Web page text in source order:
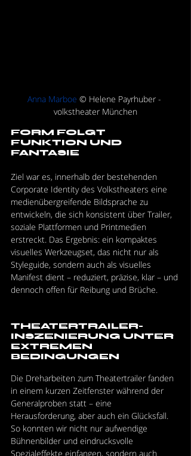
Anna Marboe © Helene Payrhuber -
volkstheater München
FORM FOLGT
FUNKTION UND
FANTASIE
Ziel war es, innerhalb der bestehenden
Corporate Identity des Volkstheaters eine
medienübergreifende Bildsprache zu
entwickeln, die sich konsistent über Trailer,
soziale Plattformen und Printmedien
erstreckt. Das Ergebnis: ein kompaktes
visuelles Werkzeugset, das nicht nur als
Styleguide, sondern auch als visuelles
Manifest dient – reduziert, präzise, klar – und
dennoch offen für Reibung und Brüche.
THEATERTRAILER-
INSZENIERUNG UNTER
EXTREMEN
BEDINGUNGEN
Die Dreharbeiten zum Theatertrailer fanden
in einem kurzen Zeitfenster während der
Generalproben statt – eine
Herausforderung, aber auch ein Glücksfall.
So konnten wir nicht nur aufwendige
Bühnenbilder und eindrucksvolle
Spezialeffekte einfangen, sondern auch